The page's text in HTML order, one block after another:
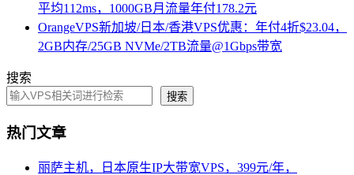
平均112ms，1000GB月流量年付178.2元
OrangeVPS新加坡/日本/香港VPS优惠：年付4折$23.04，
2GB内存/25GB NVMe/2TB流量@1Gbps带宽
搜索
搜索
热门文章
丽萨主机，日本原生IP大带宽VPS，399元/年，